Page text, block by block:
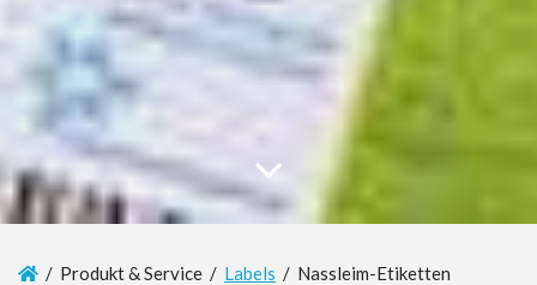
/ Produkt & Service / Labels / Nassleim-Etiketten